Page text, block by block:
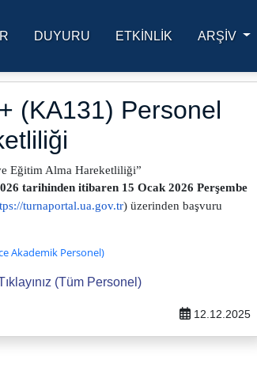
Ana Sayfa
DUYURU ETKINLIK ARŞİV
(KA131) Personel
Eğitim Alma Hareketliliği”
tarihinden itibaren 15 Ocak 2026 Perşembe
turnaportal.ua.gov.tr) üzerinden başvuru
Akademik Personel)
(Tüm Personel)
12.12.2025